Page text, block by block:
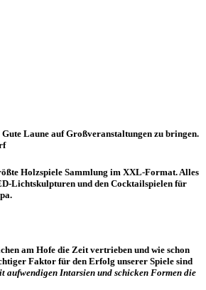
Laune auf Großveranstaltungen zu bringen.
Holzspiele Sammlung im XXL-Format. Alles
Lichtskulpturen und den Cocktailspielen für
am Hofe die Zeit vertrieben und wie schon
Faktor für den Erfolg unserer Spiele sind
aufwendigen Intarsien und schicken Formen die